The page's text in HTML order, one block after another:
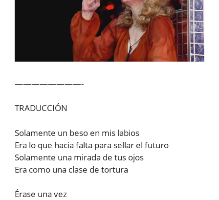
————————-
TRADUCCIÓN
Solamente un beso en mis labios
Era lo que hacia falta para sellar el futuro
Solamente una mirada de tus ojos
Era como una clase de tortura
Érase una vez